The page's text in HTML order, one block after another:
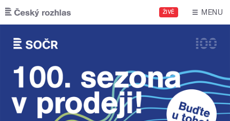
Přejít k hlavnímu obsahu
ŽIVĚ MENU